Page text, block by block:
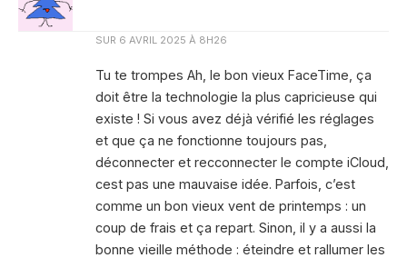
SUR 6 AVRIL 2025 À 8H26
Tu te trompes Ah, le bon vieux FaceTime, ça
doit être la technologie la plus capricieuse qui
existe ! Si vous avez déjà vérifié les réglages
et que ça ne fonctionne toujours pas,
déconnecter et recconnecter le compte iCloud,
cest pas une mauvaise idée. Parfois, c’est
comme un bon vieux vent de printemps : un
coup de frais et ça repart. Sinon, il y a aussi la
bonne vieille méthode : éteindre et rallumer les